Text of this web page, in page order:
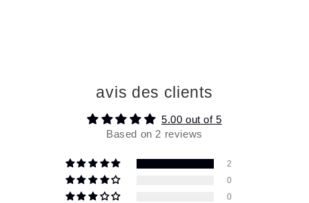
avis des clients
5.00 out of 5
Based on 2 reviews
2
0
0